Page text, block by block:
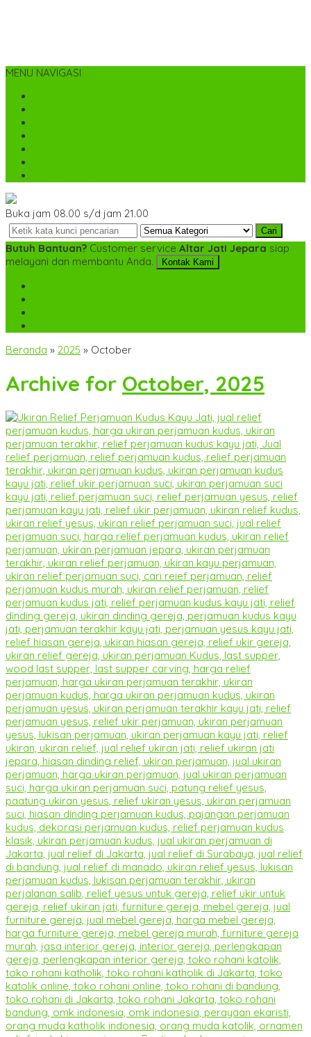
MENU NAVIGASI
Buka jam 08.00 s/d jam 21.00
Cari
Butuh Bantuan? Customer service Altar Jati Jepara siap
melayani dan membantu Anda.
Kontak Kami
Beranda » 2025 » October
Archive for October, 2025